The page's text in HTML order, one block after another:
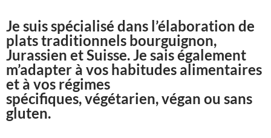
Je suis spécialisé dans l’élaboration de
plats traditionnels bourguignon,
Jurassien et Suisse.Je sais également
m’adapter à vos habitudes alimentaires
et à vos régimes
spécifiques,végétarien, végan ou sans
gluten.